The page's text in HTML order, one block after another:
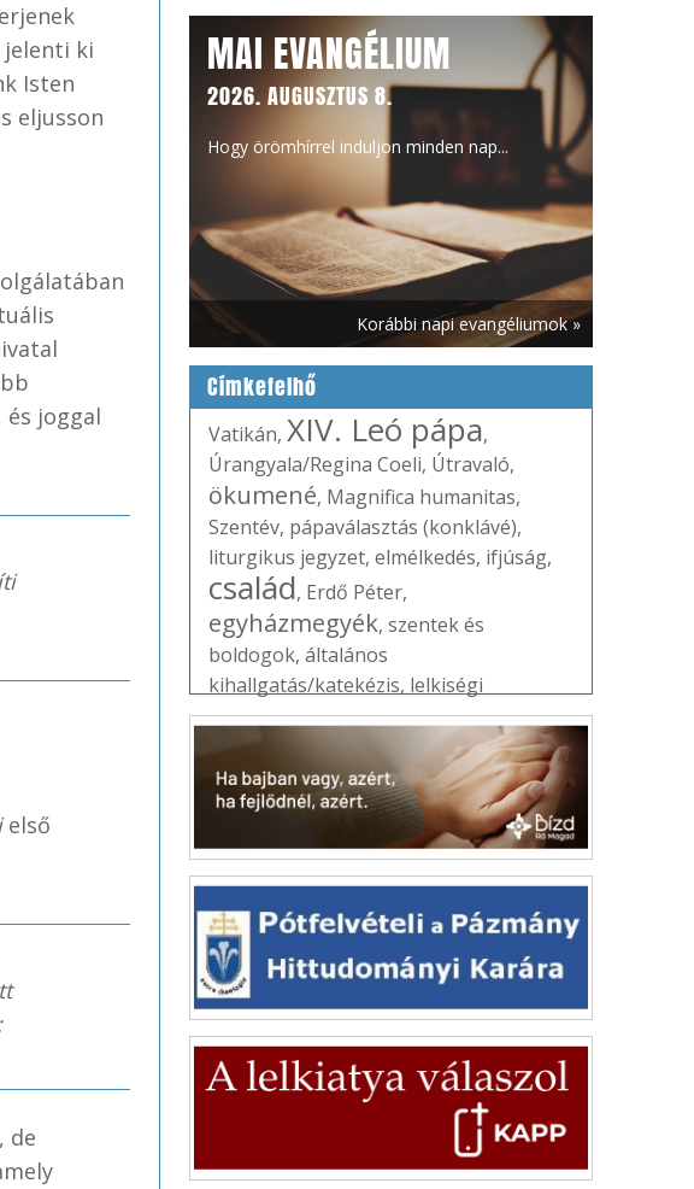
jelenti ki
Isten
eljusson
joggal
első
de
MAI EVANGÉLIUM
2026. AUGUSZTUS 8.
Hogy örömhírrel induljon minden nap...
Korábbi napi evangéliumok »
Címkefelhő
Vatikán, XIV. Leó pápa,
Úrangyala/Regina Coeli, Útravaló,
ökumené, Magnifica humanitas,
Szentév, pápaválasztás (konklávé),
liturgikus jegyzet, elmélkedés, ifjúság,
család, Erdő Péter,
egyházmegyék, szentek és
boldogok, általános
kihallgatás/katekézis, lelkiségi
mozgalmak,könyv- és filmajánló